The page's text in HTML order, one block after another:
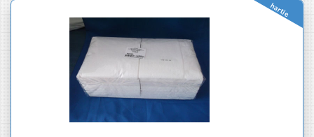
hartie